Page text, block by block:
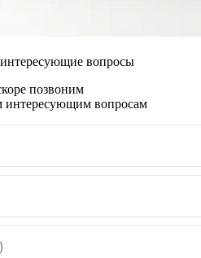
вопросы
позвоним
интересующим вопросам